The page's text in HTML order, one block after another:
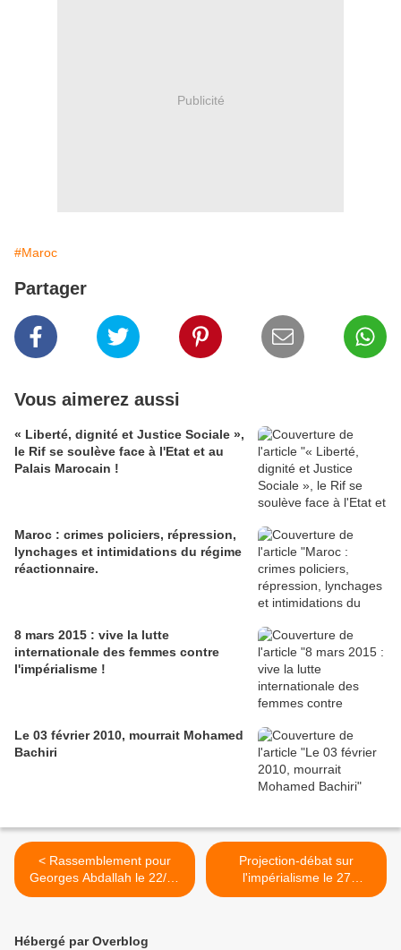
Publicité
#Maroc
Partager
Vous aimerez aussi
« Liberté, dignité et Justice Sociale »,
le Rif se soulève face à l'Etat et au
Palais Marocain !
Maroc : crimes policiers, répression,
lynchages et intimidations du régime
réactionnaire.
8 mars 2015 : vive la lutte
internationale des femmes contre
l'impérialisme !
Le 03 février 2010, mourrait Mohamed
Bachiri
< Rassemblement pour
Georges Abdallah le 22/10
à Toulouse !
Projection-débat sur
l'impérialisme le 27
septembre à 12h45 >
Hébergé par Overblog